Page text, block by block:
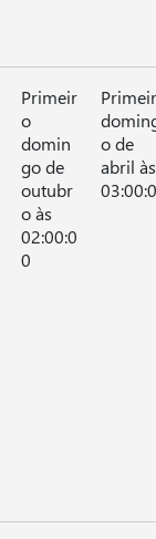
Primeir
o
domin
go de
outubr
o às
02:00:0
0
o de
abril às